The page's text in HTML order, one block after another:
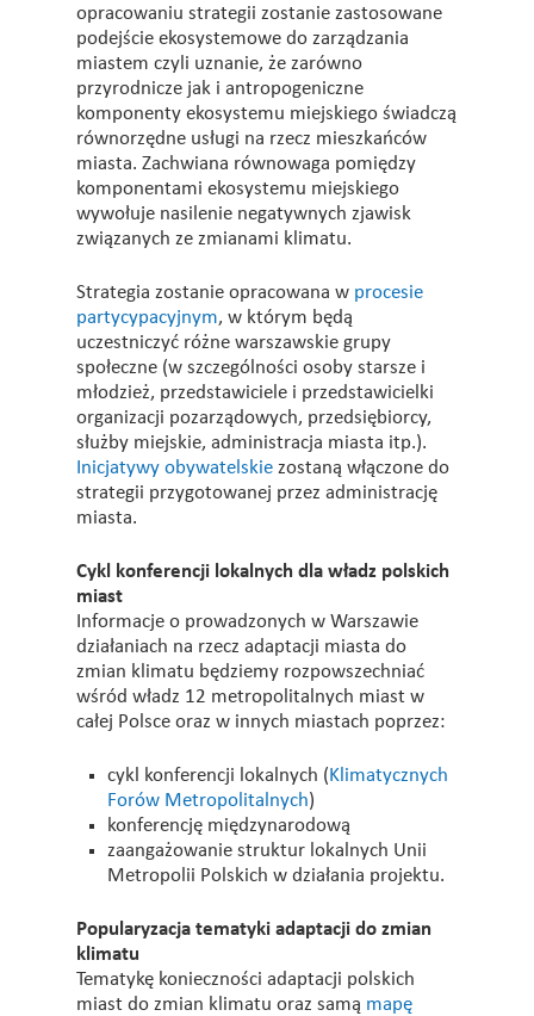
opracowaniu strategii zostanie zastosowane
podejście ekosystemowe do zarządzania
miastem czyli uznanie, że zarówno
przyrodnicze jak i antropogeniczne
komponenty ekosystemu miejskiego świadczą
równorzędne usługi na rzecz mieszkańców
miasta. Zachwiana równowaga pomiędzy
komponentami ekosystemu miejskiego
wywołuje nasilenie negatywnych zjawisk
związanych ze zmianami klimatu.
Strategia zostanie opracowana w procesie
partycypacyjnym, w którym będą
uczestniczyć różne warszawskie grupy
społeczne (w szczególności osoby starsze i
młodzież, przedstawiciele i przedstawicielki
organizacji pozarządowych, przedsiębiorcy,
służby miejskie, administracja miasta itp.).
Inicjatywy obywatelskie zostaną włączone do
strategii przygotowanej przez administrację
miasta.
Cykl konferencji lokalnych dla władz polskich
miast
Informacje o prowadzonych w Warszawie
działaniach na rzecz adaptacji miasta do
zmian klimatu będziemy rozpowszechniać
wśród władz 12 metropolitalnych miast w
całej Polsce oraz w innych miastach poprzez:
cykl konferencji lokalnych ( Klimatycznych
Forów Metropolitalnych)
konferencję międzynarodową
zaangażowanie struktur lokalnych Unii
Metropolii Polskich w działania projektu.
Popularyzacja tematyki adaptacji do zmian
klimatu
Tematykę konieczności adaptacji polskich
miast do zmian klimatu oraz samą mapę